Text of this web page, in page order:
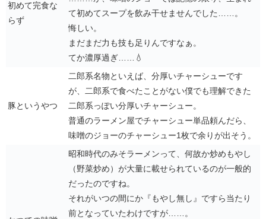
初めて完食な
らず
て初めてスープを飲み干せませんでした……。
悔しい。
まだまだ力も技も足りんですなぁ。
てか濃厚過ぎ……💧
豚というやつ
二郎系名物といえば、分厚いチャーシューです
が、二郎系で食べたことがない僕でも理解できた
二郎系っぽい分厚いチャーシュー。
普通のラーメン屋でチャーシュー単品頼んだら、
味噌のジョーのチャーシュー1枚で余りが出そう。
昭和時代のみそラーメンって、何故か炒めもやし
（野菜炒め）が大量に載せられているのが一般的
だったのですね。
それがいつの間にか『もやし無し』ですら当たり
前となっていたわけですが……。